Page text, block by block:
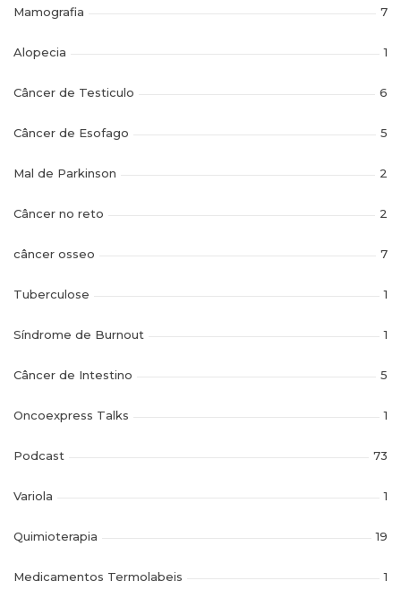
Mamografia 7
Alopecia 1
Câncer de Testiculo 6
Câncer de Esofago 5
Mal de Parkinson 2
Câncer no reto 2
câncer osseo 7
Tuberculose 1
Síndrome de Burnout 1
Câncer de Intestino 5
Oncoexpress Talks 1
Podcast 73
Variola 1
Quimioterapia 19
Medicamentos Termolabeis 1